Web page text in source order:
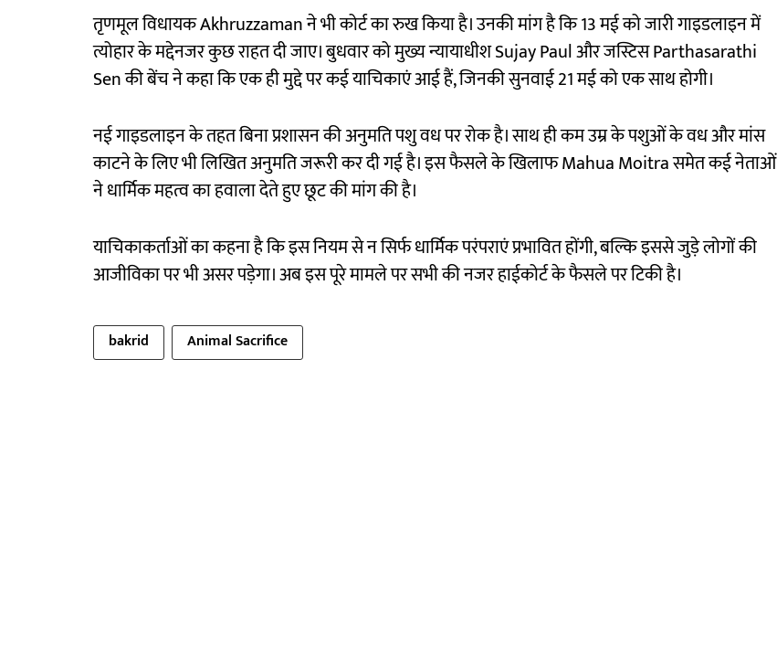
तृणमूल विधायक Akhruzzaman ने भी कोर्ट का रुख किया है। उनकी मांग है कि 13 मई को जारी गाइडलाइन में
त्योहार के मद्देनजर कुछ राहत दी जाए। बुधवार को मुख्य न्यायाधीश Sujay Paul और जस्टिस Parthasarathi
Sen की बेंच ने कहा कि एक ही मुद्दे पर कई याचिकाएं आई हैं, जिनकी सुनवाई 21 मई को एक साथ होगी।
नई गाइडलाइन के तहत बिना प्रशासन की अनुमति पशु वध पर रोक है। साथ ही कम उम्र के पशुओं के वध और मांस
काटने के लिए भी लिखित अनुमति जरूरी कर दी गई है। इस फैसले के खिलाफ Mahua Moitra समेत कई नेताओं
ने धार्मिक महत्व का हवाला देते हुए छूट की मांग की है।
याचिकाकर्ताओं का कहना है कि इस नियम से न सिर्फ धार्मिक परंपराएं प्रभावित होंगी, बल्कि इससे जुड़े लोगों की
आजीविका पर भी असर पड़ेगा। अब इस पूरे मामले पर सभी की नजर हाईकोर्ट के फैसले पर टिकी है।
bakrid Animal Sacrifice